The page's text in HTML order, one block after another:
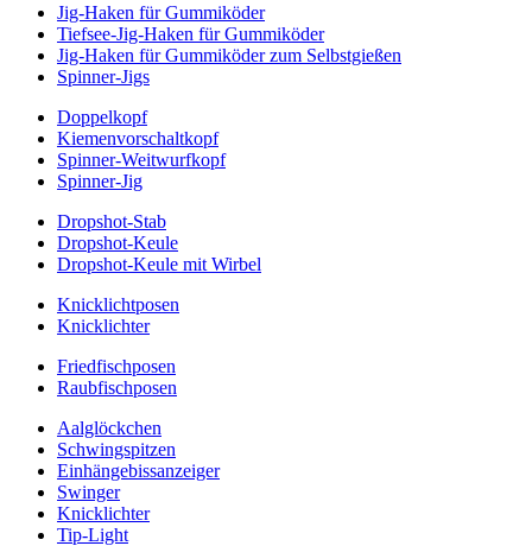
Jig-Haken für Gummiköder
Tiefsee-Jig-Haken für Gummiköder
Jig-Haken für Gummiköder zum Selbstgießen
Spinner-Jigs
Doppelkopf
Kiemenvorschaltkopf
Spinner-Weitwurfkopf
Spinner-Jig
Dropshot-Stab
Dropshot-Keule
Dropshot-Keule mit Wirbel
Knicklichtposen
Knicklichter
Friedfischposen
Raubfischposen
Aalglöckchen
Schwingspitzen
Einhängebissanzeiger
Swinger
Knicklichter
Tip-Light